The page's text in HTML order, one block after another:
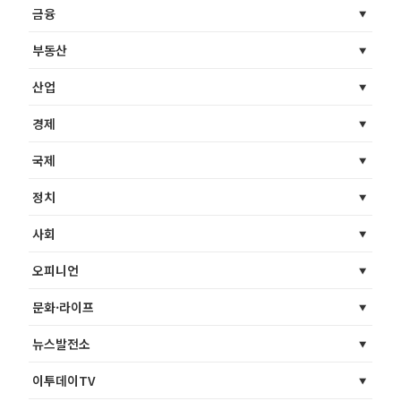
금융
부동산
산업
경제
국제
정치
사회
오피니언
문화·라이프
뉴스발전소
이투데이TV